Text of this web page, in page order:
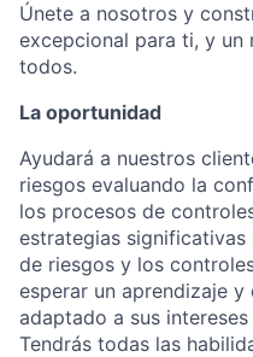
Únete a nosotros y
excepcional para ti, y un
todos.
La oportunidad
Ayudará a nuestros
riesgos evaluando la
los procesos de
estrategias
de riesgos y los
esperar un aprendizaje
adaptado a sus
Tendrás todas las